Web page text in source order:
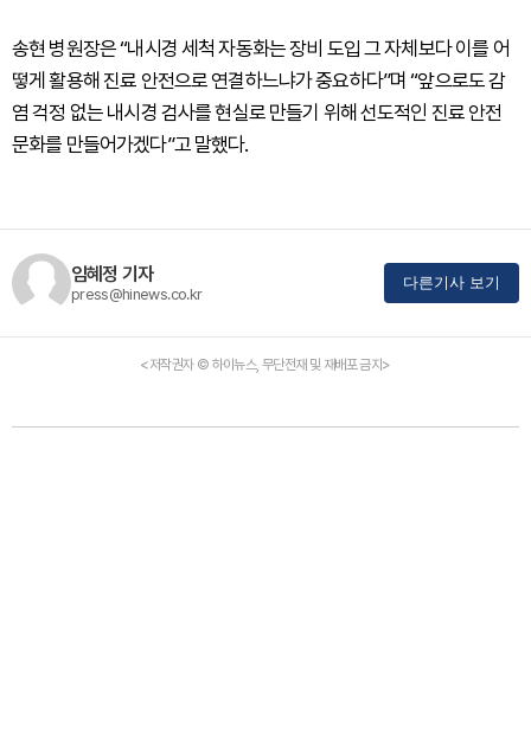
송현 병원장은 “내시경 세척 자동화는 장비 도입 그 자체보다 이를 어
떻게 활용해 진료 안전으로 연결하느냐가 중요하다”며 “앞으로도 감
염 걱정 없는 내시경 검사를 현실로 만들기 위해 선도적인 진료 안전
문화를 만들어가겠다”고 말했다.
임혜정 기자
press@hinews.co.kr
다른기사 보기
<저작권자 © 하이뉴스, 무단전재 및 재배포 금지>